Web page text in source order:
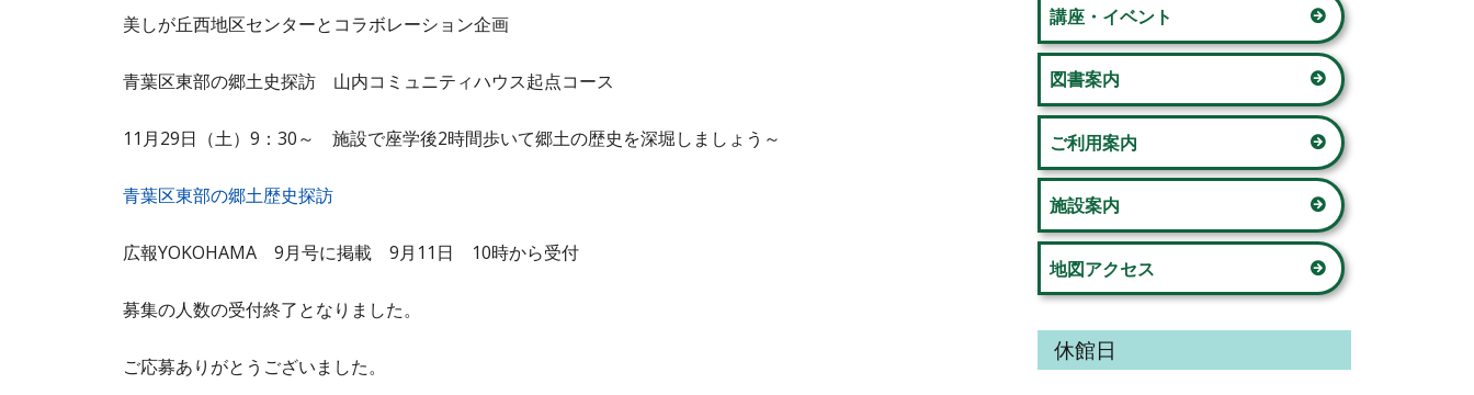
奈良地区センター
青葉台コミュニティハウス 「本
の家」
荏田西コミュニティハウス
荏田コミュニティハウス
美しが丘公園こどもログハウス
新石川スポーツ会館
美しが丘西地区センターとコラボレーション企画
青葉区東部の郷土史探訪 山内コミュニティハウス起点コース
11月29日（土）9：30～ 施設で座学後2時間歩いて郷土の歴史を深堀しましょう～
青葉区東部の郷土歴史探訪
広報YOKOHAMA 9月号に掲載 9月11日 10時から受付
募集の人数の受付終了となりました。
ご応募ありがとうございました。
サ
イ
ド
バ
ー
講座・イベント
図書案内
ご利用案内
施設案内
地図アクセス
休館日